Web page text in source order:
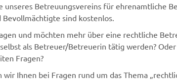
unseres Betreuungsvereins für ehrenamtliche
sind kostenlos.
und möchten mehr über eine rechtliche
als Betreuer/Betreuerin tätig werden? Oder
Fragen?
wir Ihnen bei Fragen rund um das Thema